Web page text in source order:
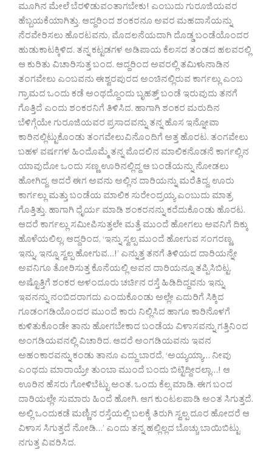
ಮೂಗಿನ ಮೇಲೆ ಬೆರಳಿಡುವಂತಾಗಬೇಕು! ಎಂಬುದು ಗುರೂಜಿಯವರ
ಹೆಬ್ಬಯಕೆಯಾಗಿತ್ತು. ಆದ್ದರಿಂದ ಶಂಕರನೂ ಅವರ ಮಹದಾಸೆಯನ್ನು
ನೆರವೇರಿಸಲು ಹೊರಟವನು, ಮೊದಲನೆಯದಾಗಿ ದೊಡ್ಡ ಬಂಡೆಯೊಂದರ
ಹುಡುಕಾಟಕ್ಕಿಳಿದ. ತನ್ನ ಕಟ್ಟಡಗಳ ಅಡಿಪಾಯ ಕೆಲಸದ ತಂಡದ ಹಲವರಲ್ಲಿ
ಆ ಕುರಿತು ವಿಚಾರಿಸುತ್ತ ಬಂದ. ಆದ್ದರಿಂದ ಅವರಲ್ಲಿ ತಮಿಳುನಾಡಿನ
ತಂಗವೇಲು ಎಂಬವನು ಈಶ್ವರಪುರದ ಅಂಚಿನಲ್ಲಿರುವ ಕಾರ್ಗಲ್ಲು ಎಂಬ
ಗ್ರಾಮದ ಒಂದು ಕಡೆ ಅಂಥದ್ದೊಂದು ಬೃಹತ್ತ್ ಬಂಡೆ ಇರುವುದು ತನಗೆ
ಗೊತ್ತಿದೆ ಎಂದು ಶಂಕರನಿಗೆ ತಿಳಿಸಿದ. ಹಾಗಾಗಿ ಶಂಕರ ಮರುದಿನ
ಬೆಳಿಗ್ಗೆಯೇ ಗುರೂಜಿಯವರ ಪ್ರಸಾದವನ್ನು ತನ್ನ ಹೊಸ ಇನ್ನೋವಾ
ಕಾರಿನಲ್ಲಿಟ್ಟುಕೊಂಡು ತಂಗವೇಲುವಿನೊಂದಿಗೆ ಅತ್ತ ಹೊರಟ. ತಂಗವೇಲು
ಬಹಳ ವರ್ಷಗಳ ಹಿಂದೊಮ್ಮೆ ತನ್ನ ಮೊದಲಿನ ಮಾಲಿಕನೊಡನೆ ಕಾರ್ಗಲ್ಲಿನ
ಯಾವುದೋ ಒಂದು ಸಣ್ಣ ಊರಿನಲ್ಲಿದ್ದ ಆ ಬಂಡೆಯನ್ನು ನೋಡಲು
ಹೋಗಿದ್ದ. ಆದರೆ ಈಗ ಅವನು ಅಲ್ಲಿನ ದಾರಿಯನ್ನು ಮರೆತಿದ್ದ. ಊರು
ಕಾರ್ಗಲ್ಲು ಮತ್ತು ಬಂಡೆಯ ಮಾಲಿಕ ಸುರೇಂದ್ರಯ್ಯ ಎಂಬುದು ಮಾತ್ರ
ಗೊತ್ತಿತ್ತು. ಹಾಗಾಗಿ ಧೈರ್ಯ ಮಾಡಿ ಶಂಕರನನ್ನು ಕರೆದುಕೊಂಡು ಹೊರಟ.
ಆದರೆ ಕಾರ್ಗಲ್ಲು ಸಮೀಪಿಸುತ್ತಲೇ ಮತ್ತೆ ಮುಂದೆ ಹೋಗಲು ಅವನಿಗೆ ದಿಕ್ಕು
ಹೊಳೆಯಲಿಲ್ಲ. ಆದ್ದರಿಂದ, ‘ಇನ್ನು ಸ್ವಲ್ಪ ಮುಂದೆ ಹೋಗುವ ಸಂಗರಣ್ಣ.
ಇನ್ನು, ಇನ್ನೂ ಸ್ವಲ್ಪ ಹೋಗುವ…!’ ಎನ್ನುತ್ತ ತನಗೆ ತಿಳಿಯದ ದಾರಿಯನ್ನೇ
ಅವನಿಗೂ ತೋರಿಸುತ್ತ ಕೊನೆಯಲ್ಲಿ ಅವನ ದಾರಿಯನ್ನೂ ತಪ್ಪಿಸಿಬಿಟ್ಟ.
ಅಷ್ಟೊತ್ತಿಗೆ ಶಂಕರ ಅಳಂದೂರು ಚರ್ಚಿನ ರಸ್ತೆ ಹಿಡಿದಿದ್ದವನು ಇನ್ನು
ಇವನನ್ನು ನಂಬಿದರಾಗದು ಎಂದುಕೊಂಡು ಅಲ್ಲೇ ಎದುರಿಗೆ ಸಿಕ್ಕಿದ
ಗೂಡಂಗಡಿಯೊಂದರ ಮುಂದೆ ಕಾರು ನಿಲ್ಲಿಸಿದ ಹಾಗೂ ಕಾರಿನೊಳಗೆ
ಕುಳಿತುಕೊಂಡೇ ತಾನು ಹೋಗಬೇಕಾದ ಬಂಡೆಯ ವಿಳಾಸವನ್ನು ಗತ್ತಿನಿಂದ
ಅಂಗಡಿಯವನಲ್ಲಿ ವಿಚಾರಿದ. ಆದರೆ ಅಂಗಡಿಯವನು ಇವನ
ಅಹಂಕಾರವನ್ನು ಕಂಡು ತಾನೂ ಎದ್ದು ಬಾರದೆ, ‘ಅಯ್ಯಯ್ಯಾ… ನೀವು
ಎಂಥದು ಮಾರಾಯ್ರೇ ತುಂಬಾ ಮುಂದೆ ಬಂದು ಬಿಟ್ಟಿದ್ದೀರಲ್ಲಾ…! ಆ
ಊರಿನ ಹೆಸರು ಗೋಳಿಬೆಟ್ಟು ಅಂತ. ಒಂದು ಕೆಲ್ಸ ಮಾಡಿ. ಈಗ ಬಂದ
ದಾರಿಯಲ್ಲೇ ಸುಮಾರು ಹಿಂದೆ ಹೋಗಿ. ಆಗ ಕುಂಟಲಪಾಡಿ ಅಂತ ಸಿಗುತ್ತದೆ.
ಅಲ್ಲಿ ಒಂದುಕಡೆ ಮಣ್ಣಿನ ರಸ್ತೆಯಲ್ಲಿ ಬಲಕ್ಕೆ ತಿರುಗಿ ಸ್ವಲ್ಪ ದೂರ ಹೋದರೆ ಆ
ವಿಳಾಸ ಸಿಗುತ್ತದೆ ನೋಡಿ…’ ಎಂದು ತನ್ನ ಹಲ್ಲಿಲ್ಲದ ಬೊಚ್ಚು ಬಾಯಿಬಿಟ್ಟು
ನಗುತ್ತ ವಿವರಿಸಿದ.